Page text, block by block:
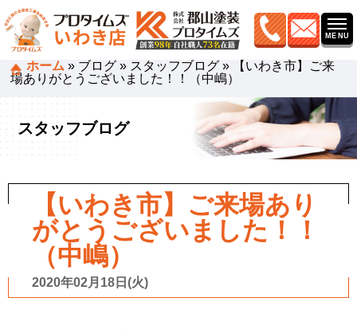
ホーム » ブログ » スタッフブログ »
【いわき市】ご来
場ありがとうございました！！（中嶋）
スタッフブログ
【いわき市】ご来場あり
がとうございました！！
（中嶋）
2020年02月18日(火)